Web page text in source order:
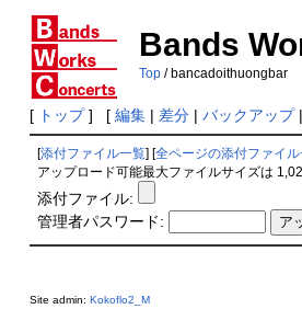
Bands
Top/ bancadoithuongbar
[ トップ] [ 編集| 差分| バックアップ|
[添付ファイル一覧 ] [全ページの添付ファイル
アップロード可能最大ファイルサイズは
添付ファイル:
管理者パスワード:
Site admin: Kokoflo2_M